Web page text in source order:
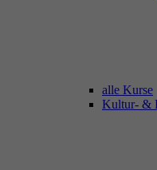
alle Kurse
Kultur- &